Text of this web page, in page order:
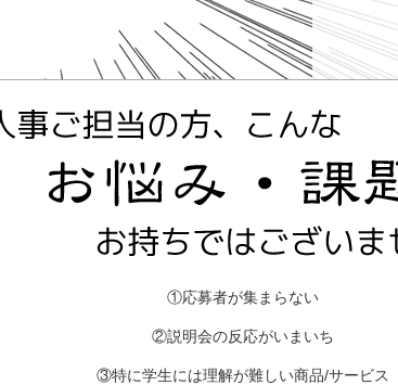
①応募者が集まらない
②説明会の反応がいまいち
③特に学生には理解が難しい商品/サービス